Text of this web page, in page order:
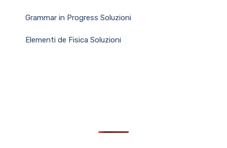
Grammar in Progress Soluzioni
Elementi de Fisica Soluzioni